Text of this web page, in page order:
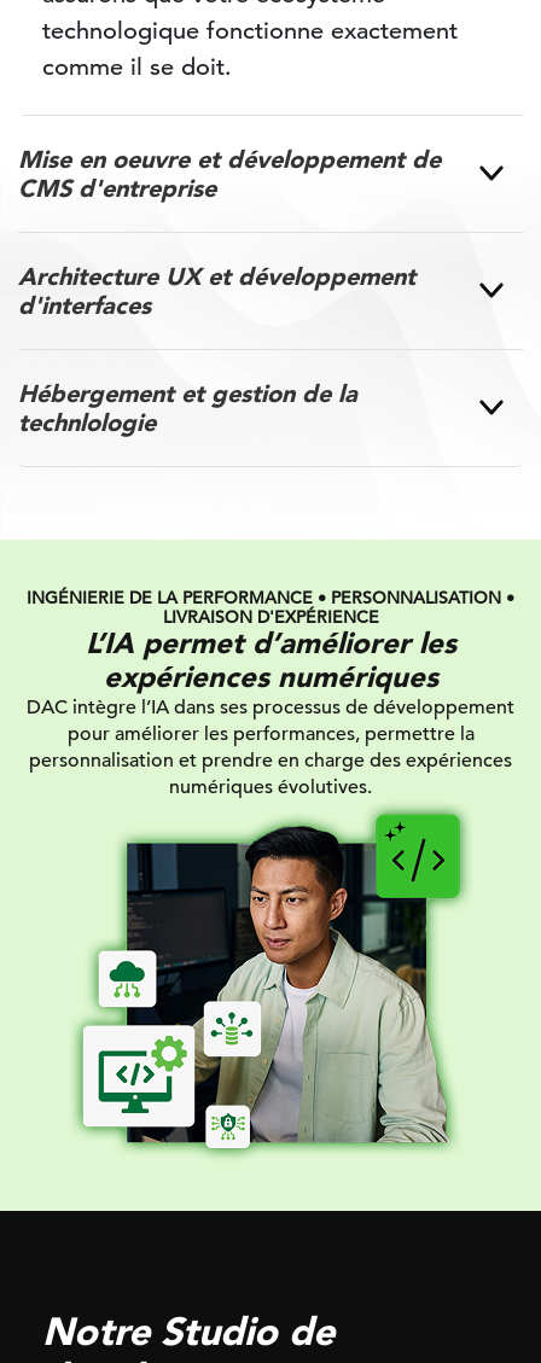
technologique fonctionne exactement
comme il se doit.
Mise en oeuvre et développement de
CMS d'entreprise
Architecture UX et développement
d'interfaces
Hébergement et gestion de la
technlologie
INGÉNIERIE DE LA PERFORMANCE • PERSONNALISATION •
LIVRAISON D'EXPÉRIENCE
L’IA permet d’améliorer les
expériences numériques
DAC intègre l’IA dans ses processus de développement
pour améliorer les performances, permettre la
personnalisation et prendre en charge des expériences
numériques évolutives.
Notre Studio de